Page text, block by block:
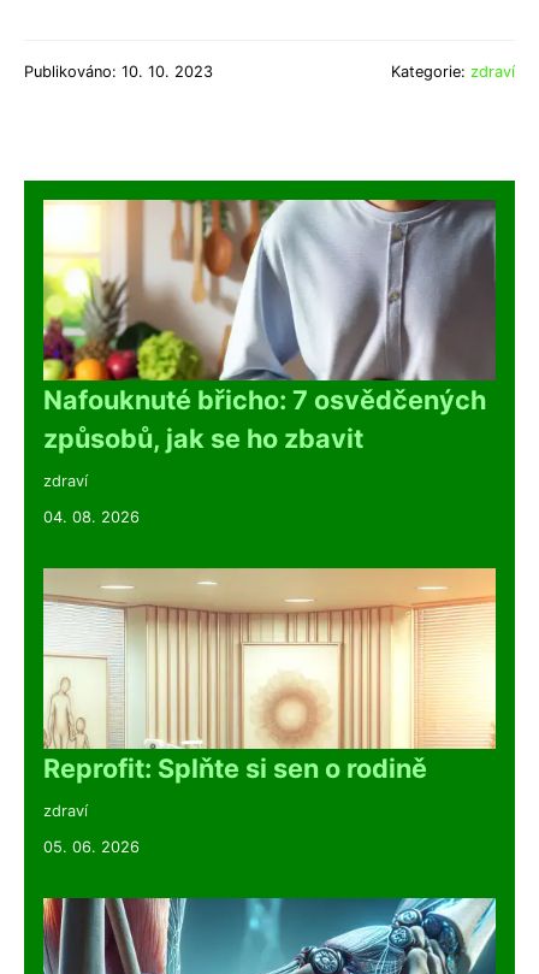
Publikováno: 10. 10. 2023 Kategorie: zdraví
Nafouknuté břicho: 7 osvědčených
způsobů, jak se ho zbavit
zdraví
04. 08. 2026
Reprofit: Splňte si sen o rodině
zdraví
05. 06. 2026